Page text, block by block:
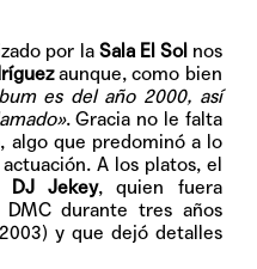
por la Sala El Solnos
aunque, como bien
es del año 2000, así
. Gracia no le falta
algo que predominó a lo
A los platos, el
DJ Jekey, quien fuera
durante tres años
y que dejó detalles